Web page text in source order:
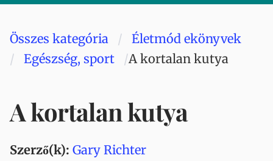
Összes kategória
Életmód ekönyvek
Egészség, sport
A kortalan kutya
A kortalan kutya
Szerző(k): Gary Richter